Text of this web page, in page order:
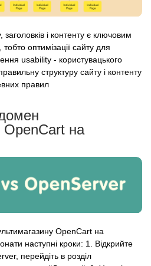
і контенту є ключовим
оптимізації сайту для
usability - користувацького
структуру сайту і контенту
правил
OpenCart на
OpenCart на
наступні кроки: 1. Відкрийте
перейдіть в розділ